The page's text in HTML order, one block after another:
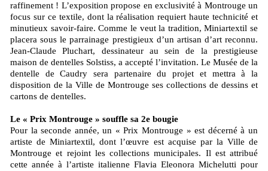
raffinement ! L’exposition propose en exclusivité à Montrouge un
focus sur ce textile, dont la réalisation requiert haute technicité et
minutieux savoir-faire. Comme le veut la tradition, Miniartextil se
placera sous le parrainage prestigieux d’un artisan d’art reconnu.
Jean-Claude Pluchart, dessinateur au sein de la prestigieuse
maison de dentelles Solstiss, a accepté l’invitation. Le Musée de la
dentelle de Caudry sera partenaire du projet et mettra à la
disposition de la Ville de Montrouge ses collections de dessins et
cartons de dentelles.
Le « Prix Montrouge » souffle sa 2e bougie
Pour la seconde année, un « Prix Montrouge » est décerné à un
artiste de Miniartextil, dont l’œuvre est acquise par la Ville de
Montrouge et rejoint les collections municipales. Il est attribué
cette année à l’artiste italienne Flavia Eleonora Michelutti pour